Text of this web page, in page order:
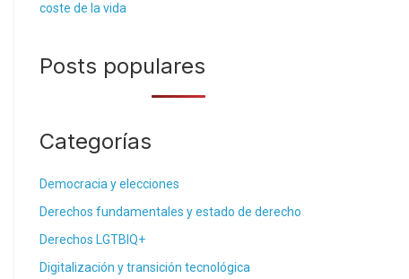
coste de la vida
Posts populares
Categorías
Democracia y elecciones
Derechos fundamentales y estado de derecho
Derechos LGTBIQ+
Digitalización y transición tecnológica